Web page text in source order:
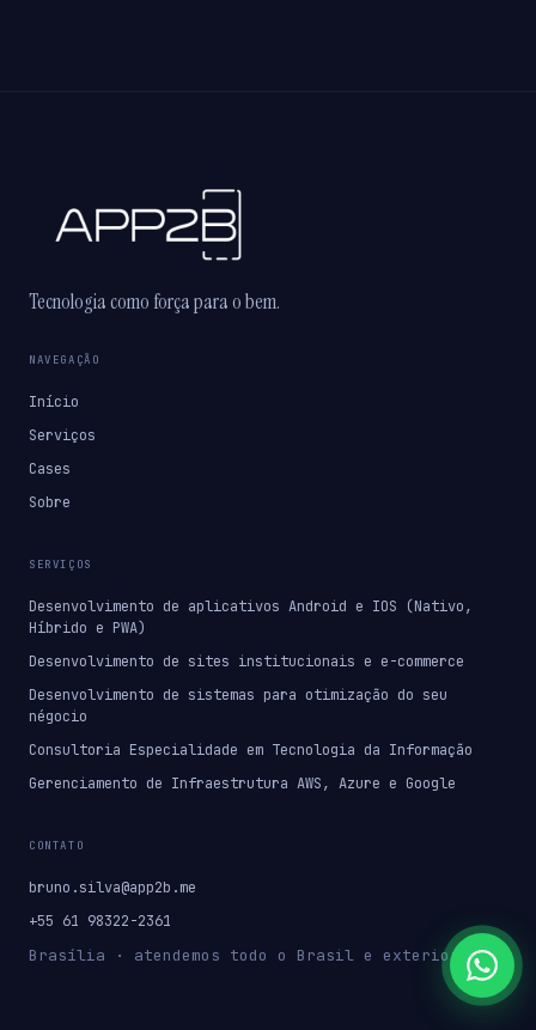
Tecnologia como força para o bem.
NAVEGAÇÃO
Início
Serviços
Cases
Sobre
SERVIÇOS
Desenvolvimento de aplicativos Android e IOS (Nativo,
Híbrido e PWA)
Desenvolvimento de sites institucionais e e-commerce
Desenvolvimento de sistemas para otimização do seu
négocio
Consultoria Especialidade em Tecnologia da Informação
Gerenciamento de Infraestrutura AWS, Azure e Google
CONTATO
bruno.silva@app2b.me
+55 61 98322-2361
Brasília · atendemos todo o Brasil e exterior